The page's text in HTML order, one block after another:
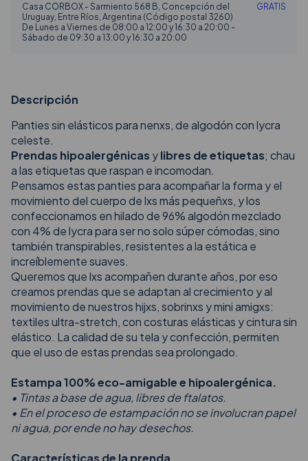
Casa CORBOX - Sarmiento 568 B, Concepción del
Uruguay, Entre Ríos, Argentina (Código postal 3260)
De Lunes a Viernes de 08:00 a 12:00 y 16:30 a 20:00 -
Sábado de 09:30 a 13:00 y 16:30 a 20:00
GRATIS
Descripción
Panties sin elásticos para nenxs, de algodón con lycra
celeste.
Prendas hipoalergénicas ylibres de etiquetas; chau
a las etiquetas que raspan e incomodan.
Pensamos estas panties para acompañar la forma y el
movimiento del cuerpo de lxs más pequeñxs, y los
confeccionamos en hilado de 96% algodón mezclado
con 4% de lycra para ser no solo súper cómodas, sino
también transpirables, resistentes a la estática e
increíblemente suaves.
Queremos que lxs acompañen durante años, por eso
creamos prendas que se adaptan al crecimiento y al
movimiento de nuestros hijxs, sobrinxs y mini amigxs:
textiles ultra-stretch, con costuras elásticas y cintura sin
elástico. La calidad de su tela y confección, permiten
que el uso de estas prendas sea prolongado.
Estampa 100% eco-amigable e hipoalergénica.
• Tintas a base de agua, libres de ftalatos.
• En el proceso de estampación no se involucran papel
ni agua, por ende no hay desechos.
Características de la prenda